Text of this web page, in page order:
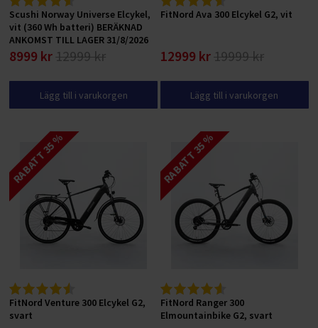
Scushi Norway Universe Elcykel,
vit (360 Wh batteri) BERÄKNAD
ANKOMST TILL LAGER 31/8/2026
8999 kr 12999 kr
Lägg till i varukorgen
FitNord Ava 300 Elcykel G2, vit
12999 kr19999 kr
Lägg till i varukorgen
RABATT 35 %
FitNord Venture 300 Elcykel G2,
svart
RABATT 35 %
FitNord Ranger 300
Elmountainbike G2, svart